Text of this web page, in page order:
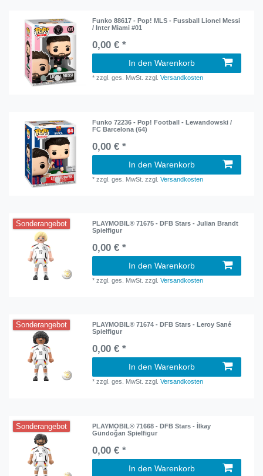
Funko 88617 - Pop! MLS - Fussball Lionel Messi
/ Inter Miami #01
0,00 € *
In den Warenkorb
*zzgl. ges. MwSt. zzgl.Versandkosten
Funko 72236 - Pop! Football - Lewandowski /
FC Barcelona (64)
0,00 € *
In den Warenkorb
*zzgl. ges. MwSt. zzgl.Versandkosten
Sonderangebot
PLAYMOBIL® 71675 - DFB Stars - Julian Brandt
Spielfigur
0,00 € *
In den Warenkorb
*zzgl. ges. MwSt. zzgl.Versandkosten
Sonderangebot
PLAYMOBIL® 71674 - DFB Stars - Leroy Sané
Spielfigur
0,00 € *
In den Warenkorb
*zzgl. ges. MwSt. zzgl.Versandkosten
Sonderangebot
PLAYMOBIL® 71668 - DFB Stars - İlkay
Gündoğan Spielfigur
0,00 € *
In den Warenkorb